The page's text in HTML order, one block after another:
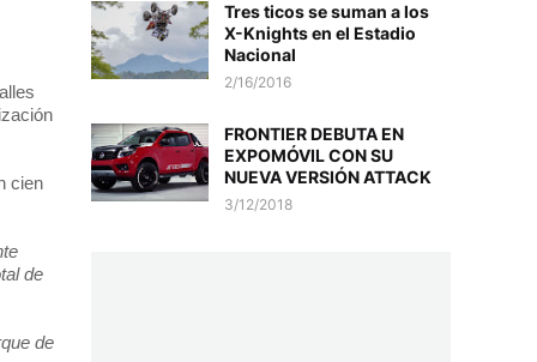
cien
de
de
Tres ticos se suman a los
X-Knights en el Estadio
Nacional
2/16/2016
FRONTIER DEBUTA EN
EXPOMÓVIL CON SU
NUEVA VERSIÓN ATTACK
3/12/2018